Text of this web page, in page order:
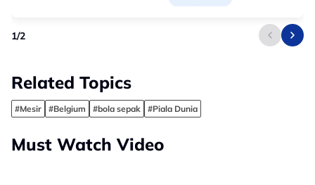
1/2
Related Topics
#Mesir #Belgium #bola sepak #Piala Dunia
Must Watch Video